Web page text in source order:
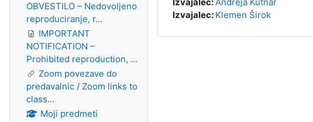
Izvajalec: Klemen Širok
OBVESTILO – Nedovoljeno
reproduciranje, r...
IMPORTANT
NOTIFICATION –
Prohibited reproduction, ...
Zoom povezave do
predavalnic / Zoom links to
class...
Moji predmeti